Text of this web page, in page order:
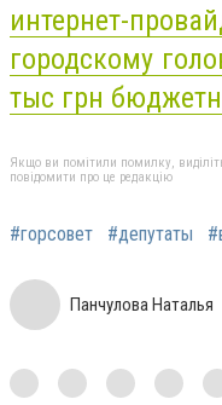
интернет-
городскому
тыс грн
Якщо ви помітили помилку,
повідомити про це редакцію
#горсовет #депутаты
Панчулова Наталья